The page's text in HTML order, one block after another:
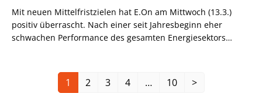
anderen Branchen von den ungeahnten Fähigkeiten des
unscheinbaren Chatbots und den Chancen künftiger KI-
Anwendungen.
Mit neuen Mittelfristzielen hat E.On am Mittwoch (13.3.)
positiv überrascht. Nach einer seit Jahresbeginn eher
schwachen Performance des gesamten Energiesektors
1 2 3 4 … 10 >